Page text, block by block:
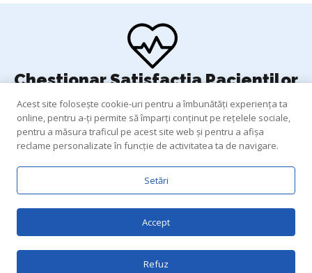
Chestionar Satisfacția Pacienților
Părerea ta ne ajută să ne îmbunătățim!
Lansare Chestionar
Copyright © 2025 - Toate Drepturile Rezervate
Acest site folosește cookie-uri pentru a îmbunătăți experiența ta
online, pentru a-ți permite să împarți conținut pe rețelele sociale,
pentru a măsura traficul pe acest site web și pentru a afișa
reclame personalizate în funcție de activitatea ta de navigare.
Setări
Accept
Refuz